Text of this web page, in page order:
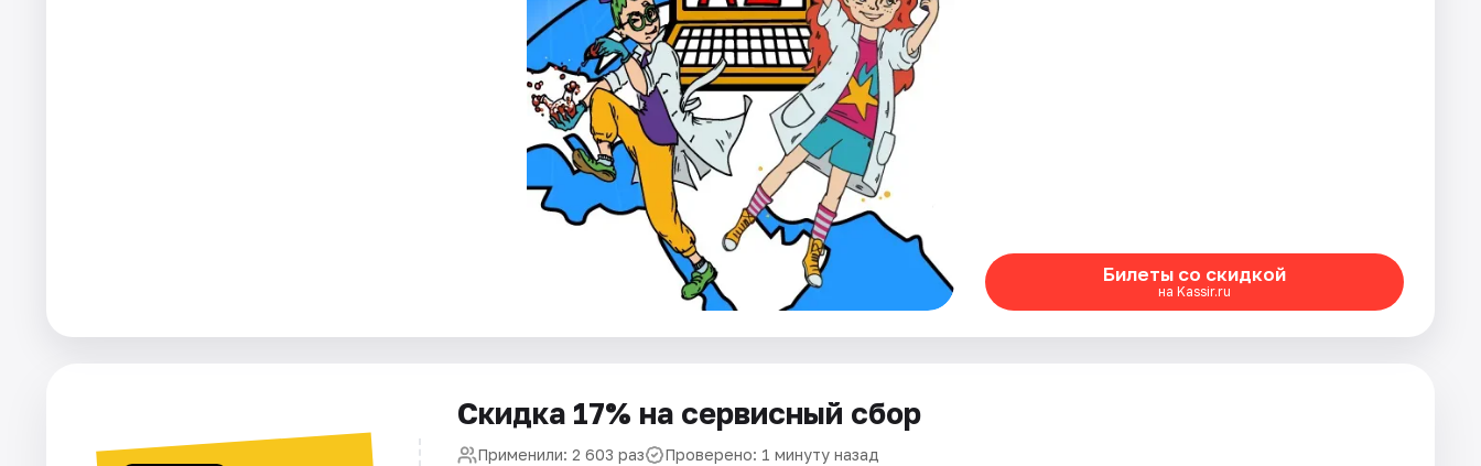
Билеты со скидкой
на Kassir.ru
Скидка 17% на сервисный сбор
Применили: 2 603 раз Проверено: 1 минуту назад